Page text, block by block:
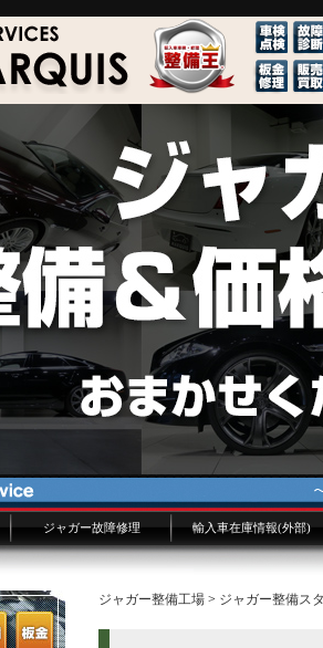
ジャガー故障修理
ジャガー修理概要
ジャガー修理費用
XJ/XKよくある故障
修理事例技術ファイル
ジャガー技術ブログ
輸入車在庫情報(外部)
ジャガー整備工場 > ジャガー整備ス